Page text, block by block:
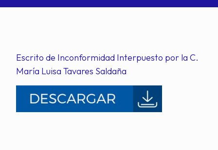
Escrito de Inconformidad Interpuesto por la C.
María Luisa Tavares Saldaña